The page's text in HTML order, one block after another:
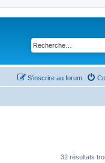
S’inscrire au forum
32 résultats